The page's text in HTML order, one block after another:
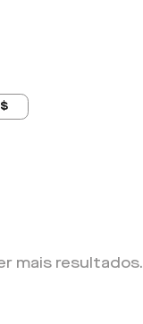
mais resultados.